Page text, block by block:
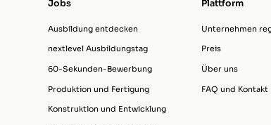
Jobs
Ausbildung entdecken
nextlevel Ausbildungstag
60-Sekunden-Bewerbung
Produktion und Fertigung
Konstruktion und Entwicklung
Plattform
Unternehmen
Preis
Über uns
FAQ und Kontakt